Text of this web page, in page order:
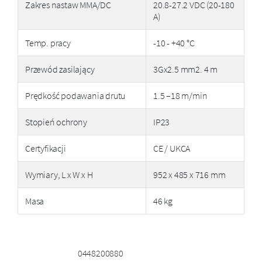
Zakres nastaw MMA/DC
20.8-27.2 VDC (20-180
A)
Temp. pracy -10 - +40 °C
Przewód zasilający 3Gx2.5 mm2. 4 m
Prędkość podawania drutu 1.5 –18 m/min
Stopień ochrony IP23
Certyfikacji CE / UKCA
Wymiary, L x W x H 952 x 485 x 716 mm
Masa 46 kg
0448200880